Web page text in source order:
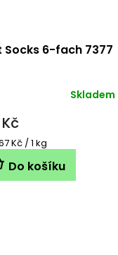
Socks 6-fach 7377
Skladem
Kč / 1 kg
Do košíku